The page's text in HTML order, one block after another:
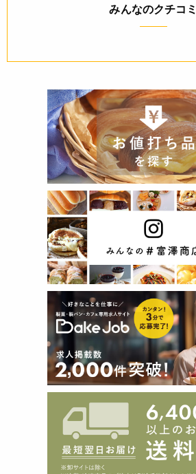
みんなのクチコミ